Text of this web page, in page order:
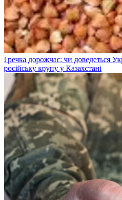
Гречка дорожчає: чи доведеться
російську крупу у Казахстані